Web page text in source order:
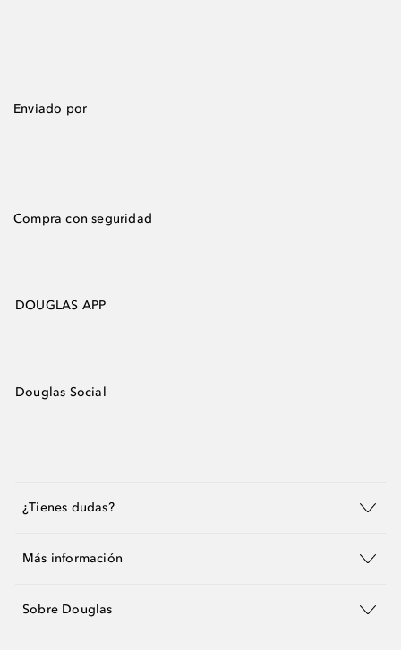
Enviado por
Compra con seguridad
DOUGLAS APP
Douglas Social
¿Tienes dudas?
Más información
Sobre Douglas